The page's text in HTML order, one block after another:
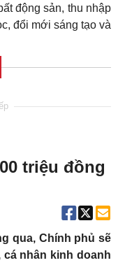
động sản, thu nhập
đổi mới sáng tạo và
triệu đồng
qua, Chính phủ sẽ
nhân kinh doanh